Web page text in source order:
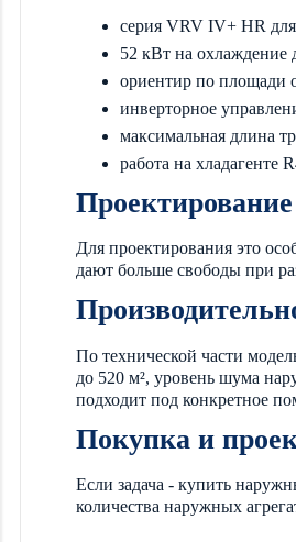
серия VRV IV+ HR
52 кВт на охлаждение
ориентир по площади
инверторное
максимальная длина
работа на хладагенте
Проектирование
Для проектирования это
дают больше свободы при
По технической части
до 520 м², уровень шума
подходит под конкретное
Покупка и
Если задача - купить
количества наружных